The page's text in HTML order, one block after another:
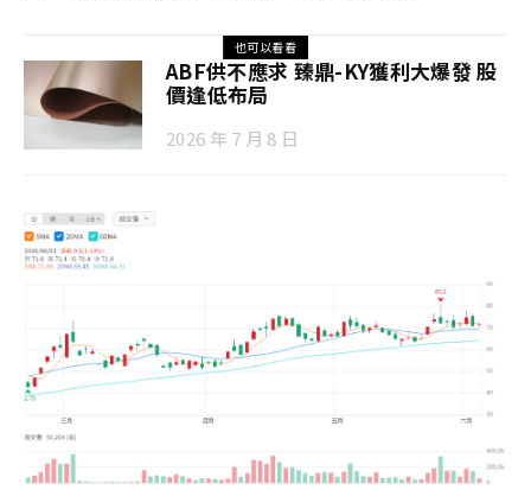
也可以看看
ABF供不應求 臻鼎-KY獲利大爆發 股
價逢低布局
2026 年 7 月 8 日